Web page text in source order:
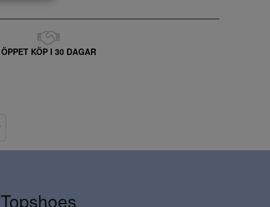
ÖPPET KÖP I 30 DAGAR
Topshoes